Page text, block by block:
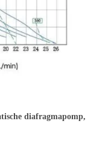
diafragmapomp,